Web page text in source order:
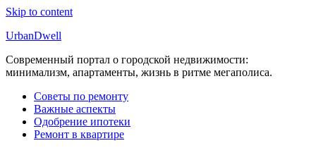
Skip to content
UrbanDwell
Современный портал о городской недвижимости:
минимализм, апартаменты, жизнь в ритме мегаполиса.
Советы по ремонту
Важные аспекты
Одобрение ипотеки
Ремонт в квартире